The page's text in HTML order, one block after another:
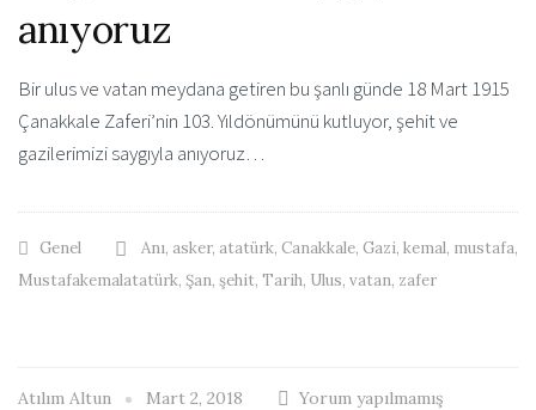
anıyoruz
Bir ulus ve vatan meydana getiren bu şanlı günde 18 Mart 1915
Çanakkale Zaferi’nin 103. Yıldönümünü kutluyor, şehit ve
gazilerimizi saygıyla anıyoruz…
Genel Anı, asker, atatürk, Canakkale, Gazi, kemal, mustafa,
Mustafakemalatatürk, Şan, şehit, Tarih, Ulus, vatan, zafer
Atılım Altun Mart 2, 2018 Yorum yapılmamış